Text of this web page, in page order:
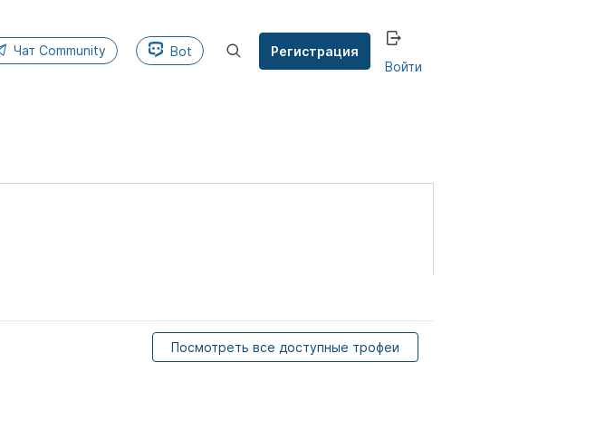
Чат Community Bot
Регистрация
Войти
Посмотреть все доступные трофеи